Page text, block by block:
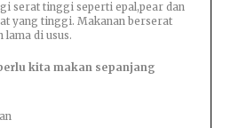
serat tinggi seperti epal,pear dan
yang tinggi. Makanan berserat
lama di usus.
kita makan sepanjang